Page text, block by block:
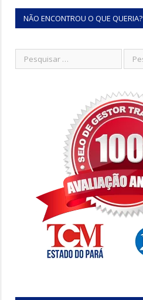
NÃO ENCONTROU O QUE QUERIA?